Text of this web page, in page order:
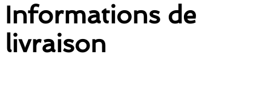
Informations de
livraison